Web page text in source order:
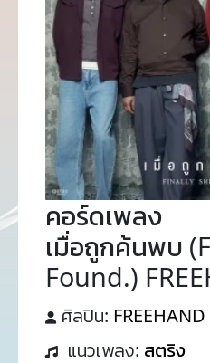
คอร์ดเพลง
เมื่อถูกค้นพบ
Found.)
ศิลปิน: FREEHAND
แนวเพลง: สตริง